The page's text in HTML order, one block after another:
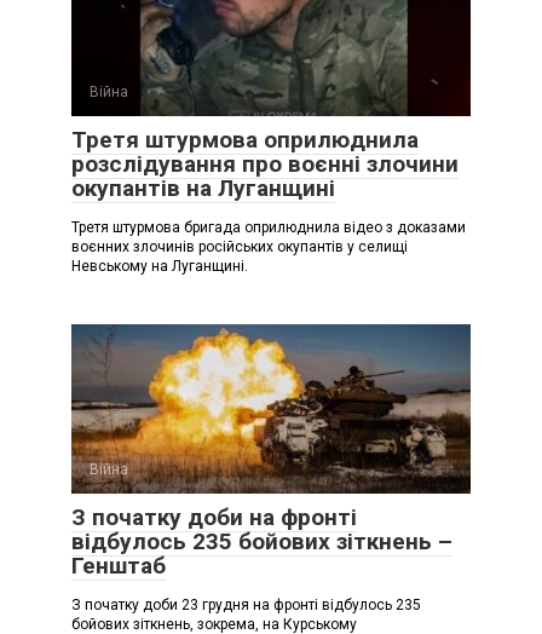
Війна
Третя штурмова оприлюднила
розслідування про воєнні злочини
окупантів на Луганщині
Третя штурмова бригада оприлюднила відео з доказами
воєнних злочинів російських окупантів у селищі
Невському на Луганщині.
Війна
З початку доби на фронті
відбулось 235 бойових зіткнень –
Генштаб
З початку доби 23 грудня на фронті відбулось 235
бойових зіткнень, зокрема, на Курському